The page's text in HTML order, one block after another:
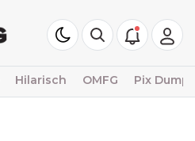
Hilarisch OMFG Pix Dump